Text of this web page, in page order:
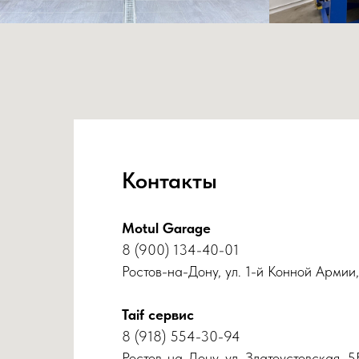
Контакты
Motul Garage
8 (900) 134-40-01
Ростов-на-Дону, ул. 1-й Конной
Taif сервис
8 (918) 554-30-94